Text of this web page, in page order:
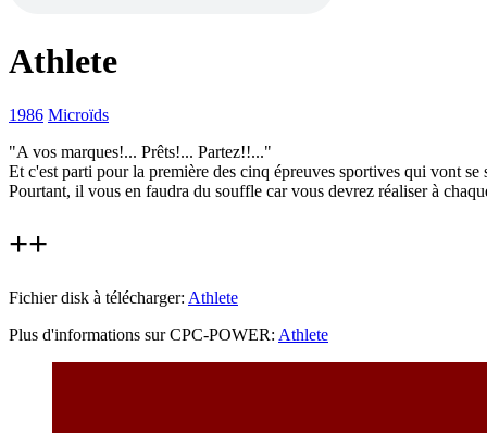
Athlete
1986 Microïds
"A vos marques!... Prêts!... Partez!!..."
Et c'est parti pour la première des cinq épreuves sportives qui vont
Pourtant, il vous en faudra du souffle car vous devrez réaliser à
++
Fichier disk à télécharger: Athlete
Plus d'informations sur CPC-POWER: Athlete